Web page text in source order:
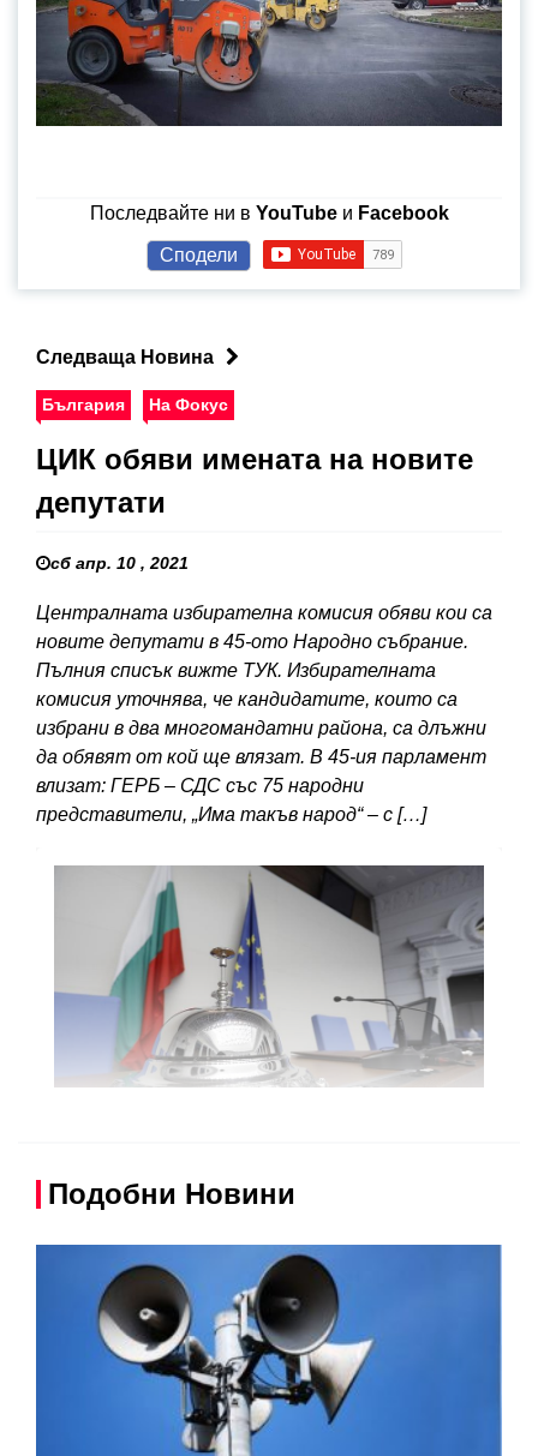
Последвайте ни в YouTubeи Facebook
Сподели
Следваща Новина
България На Фокус
ЦИК обяви имената на новите
депутати
сб апр. 10 , 2021
Централната избирателна комисия обяви кои са
новите депутати в 45-ото Народно събрание.
Пълния списък вижте ТУК. Избирателната
комисия уточнява, че кандидатите, които са
избрани в два многомандатни района, са длъжни
да обявят от кой ще влязат. В 45-ия парламент
влизат: ГЕРБ – СДС със 75 народни
представители, „Има такъв народ“ – с […]
Подобни Новини